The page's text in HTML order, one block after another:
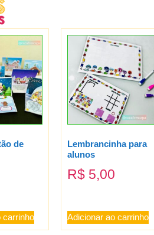
de
carrinho
Lembrancinha para
alunos
R$ 5,00
Adicionar ao carrinho